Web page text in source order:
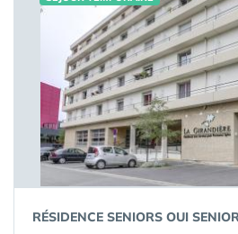
RÉSIDENCE SENIORS OUI